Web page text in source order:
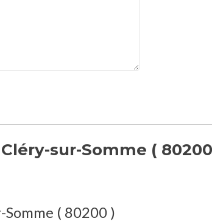
sur-Somme (
( 80200 )